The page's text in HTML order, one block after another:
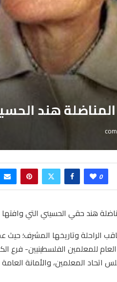
المناضلة هند
0
هند حقي الحسيني التي
الراحلة وتاريخها المشرف؛
للمعلمين الفلسطينيين- فرع
المعلمين، والأمانة